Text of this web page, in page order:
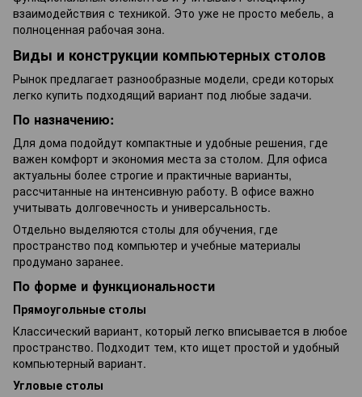
взаимодействия с техникой. Это уже не просто мебель, а
полноценная рабочая зона.
Виды и конструкции компьютерных столов
Рынок предлагает разнообразные модели, среди которых
легко купить подходящий вариант под любые задачи.
По назначению:
Для дома подойдут компактные и удобные решения, где
важен комфорт и экономия места за столом. Для офиса
актуальны более строгие и практичные варианты,
рассчитанные на интенсивную работу. В офисе важно
учитывать долговечность и универсальность.
Отдельно выделяются столы для обучения, где
пространство под компьютер и учебные материалы
продумано заранее.
По форме и функциональности
Прямоугольные столы
Классический вариант, который легко вписывается в любое
пространство. Подходит тем, кто ищет простой и удобный
компьютерный вариант.
Угловые столы